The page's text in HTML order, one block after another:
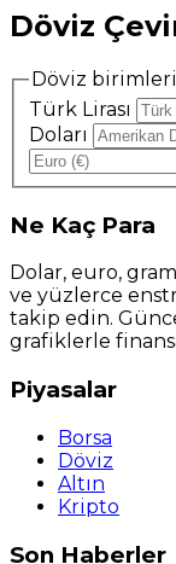
Döviz
Döviz birimleri
Türk Lirası
Doları
Ne Kaç Para
Dolar, euro,
ve yüzlerce
takip edin.
grafiklerle
Piyasalar
Borsa
Döviz
Altın
Kripto
Son Haberler